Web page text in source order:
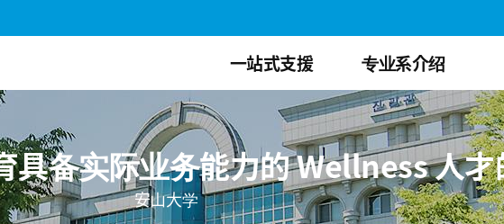
一站式支援 专业系介绍
具备实际业务能力的 Wellness 人
安山大学